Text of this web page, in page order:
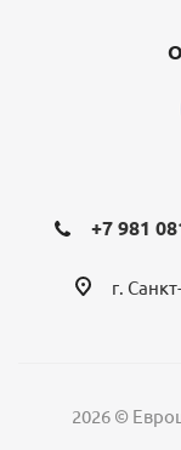
+7 981
г.
2026 ©